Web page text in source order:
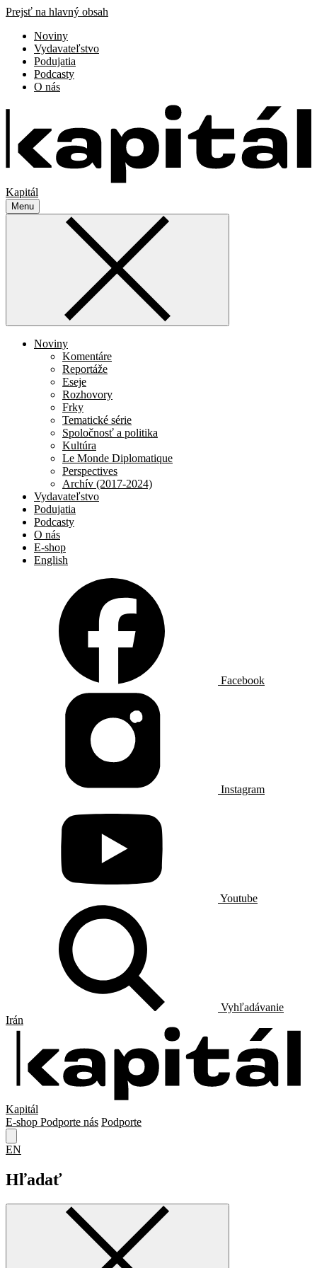
Prejsť na hlavný obsah
Noviny
Vydavateľstvo
Podujatia
Podcasty
O nás
Kapitál
Menu
Noviny
Komentáre
Reportáže
Eseje
Rozhovory
Frky
Tematické série
Spoločnosť a politika
Kultúra
Le Monde Diplomatique
Perspectives
Archív (2017-2024)
Vydavateľstvo
Podujatia
Podcasty
O nás
E-shop
English
Facebook
Instagram
Youtube
Vyhľadávanie
Irán
Kapitál
E-shop Podporte nás Podporte
EN
Hľadať